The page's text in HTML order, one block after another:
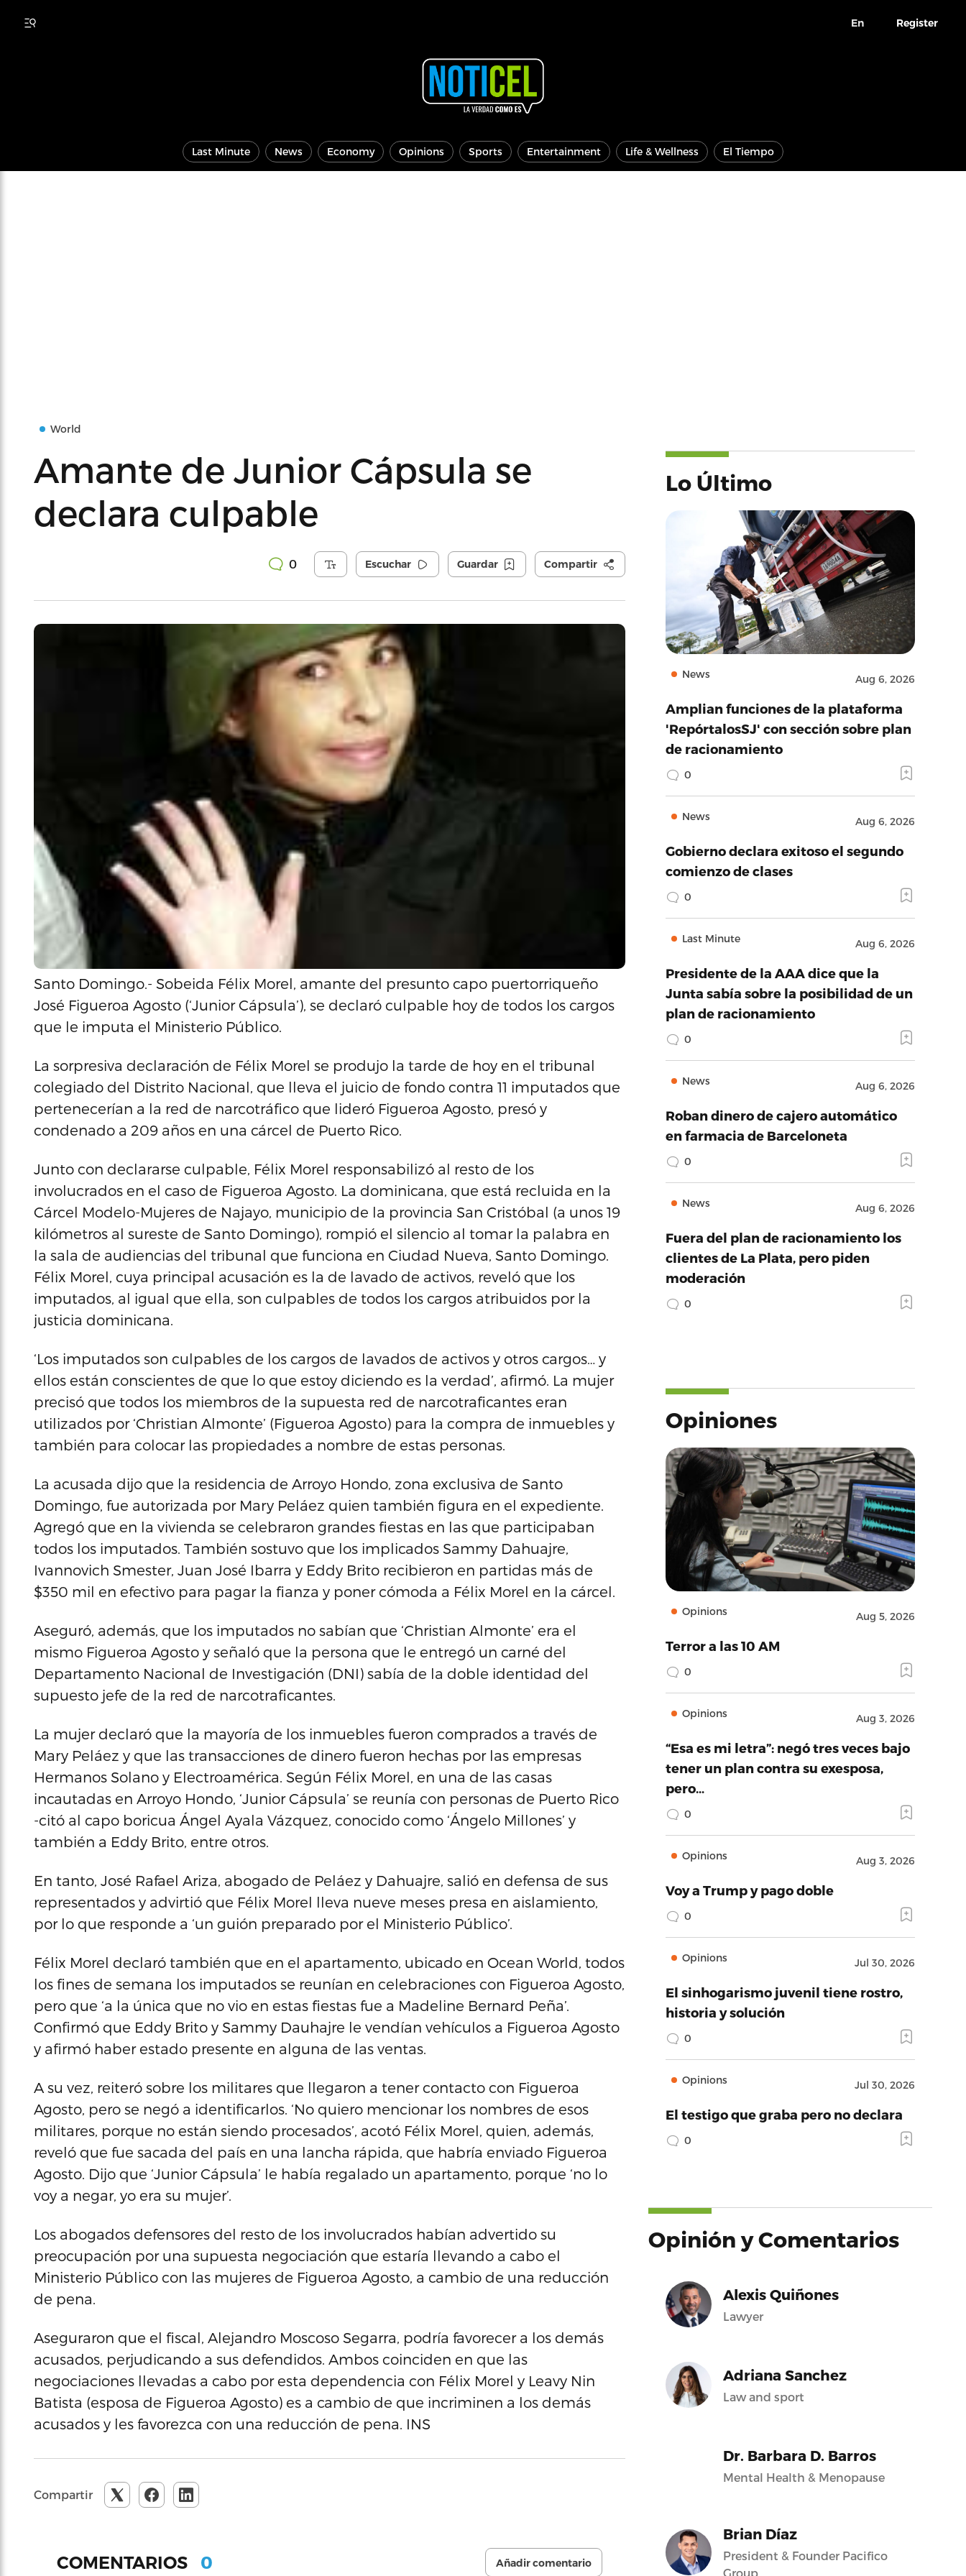
En Register
Last Minute News Economy Opinions Sports Entertainment Life & Wellness El Tiempo
World
Amante de Junior Cápsula se
declara culpable
0 Escuchar Guardar Compartir
Santo Domingo.- Sobeida Félix Morel, amante del presunto capo puertorriqueño
José Figueroa Agosto (‘Junior Cápsula’), se declaró culpable hoy de todos los cargos
que le imputa el Ministerio Público.
La sorpresiva declaración de Félix Morel se produjo la tarde de hoy en el tribunal
colegiado del Distrito Nacional, que lleva el juicio de fondo contra 11 imputados que
pertenecerían a la red de narcotráfico que lideró Figueroa Agosto, presó y
condenado a 209 años en una cárcel de Puerto Rico.
Junto con declararse culpable, Félix Morel responsabilizó al resto de los
involucrados en el caso de Figueroa Agosto. La dominicana, que está recluida en la
Cárcel Modelo-Mujeres de Najayo, municipio de la provincia San Cristóbal (a unos 19
kilómetros al sureste de Santo Domingo), rompió el silencio al tomar la palabra en
la sala de audiencias del tribunal que funciona en Ciudad Nueva, Santo Domingo.
Félix Morel, cuya principal acusación es la de lavado de activos, reveló que los
imputados, al igual que ella, son culpables de todos los cargos atribuidos por la
justicia dominicana.
‘Los imputados son culpables de los cargos de lavados de activos y otros cargos… y
ellos están conscientes de que lo que estoy diciendo es la verdad’, afirmó. La mujer
precisó que todos los miembros de la supuesta red de narcotraficantes eran
utilizados por ‘Christian Almonte’ (Figueroa Agosto) para la compra de inmuebles y
también para colocar las propiedades a nombre de estas personas.
La acusada dijo que la residencia de Arroyo Hondo, zona exclusiva de Santo
Domingo, fue autorizada por Mary Peláez quien también figura en el expediente.
Agregó que en la vivienda se celebraron grandes fiestas en las que participaban
todos los imputados. También sostuvo que los implicados Sammy Dahuajre,
Ivannovich Smester, Juan José Ibarra y Eddy Brito recibieron en partidas más de
$350 mil en efectivo para pagar la fianza y poner cómoda a Félix Morel en la cárcel.
Aseguró, además, que los imputados no sabían que ‘Christian Almonte’ era el
mismo Figueroa Agosto y señaló que la persona que le entregó un carné del
Departamento Nacional de Investigación (DNI) sabía de la doble identidad del
supuesto jefe de la red de narcotraficantes.
La mujer declaró que la mayoría de los inmuebles fueron comprados a través de
Mary Peláez y que las transacciones de dinero fueron hechas por las empresas
Hermanos Solano y Electroamérica. Según Félix Morel, en una de las casas
incautadas en Arroyo Hondo, ‘Junior Cápsula’ se reunía con personas de Puerto Rico
-citó al capo boricua Ángel Ayala Vázquez, conocido como ‘Ángelo Millones’ y
también a Eddy Brito, entre otros.
En tanto, José Rafael Ariza, abogado de Peláez y Dahuajre, salió en defensa de sus
representados y advirtió que Félix Morel lleva nueve meses presa en aislamiento,
por lo que responde a ‘un guión preparado por el Ministerio Público’.
Félix Morel declaró también que en el apartamento, ubicado en Ocean World, todos
los fines de semana los imputados se reunían en celebraciones con Figueroa Agosto,
pero que ‘a la única que no vio en estas fiestas fue a Madeline Bernard Peña’.
Confirmó que Eddy Brito y Sammy Dauhajre le vendían vehículos a Figueroa Agosto
y afirmó haber estado presente en alguna de las ventas.
A su vez, reiteró sobre los militares que llegaron a tener contacto con Figueroa
Agosto, pero se negó a identificarlos. ‘No quiero mencionar los nombres de esos
militares, porque no están siendo procesados’, acotó Félix Morel, quien, además,
reveló que fue sacada del país en una lancha rápida, que habría enviado Figueroa
Agosto. Dijo que ‘Junior Cápsula’ le había regalado un apartamento, porque ‘no lo
voy a negar, yo era su mujer’.
Los abogados defensores del resto de los involucrados habían advertido su
preocupación por una supuesta negociación que estaría llevando a cabo el
Ministerio Público con las mujeres de Figueroa Agosto, a cambio de una reducción
de pena.
Aseguraron que el fiscal, Alejandro Moscoso Segarra, podría favorecer a los demás
acusados, perjudicando a sus defendidos. Ambos coinciden en que las
negociaciones llevadas a cabo por esta dependencia con Félix Morel y Leavy Nin
Batista (esposa de Figueroa Agosto) es a cambio de que incriminen a los demás
acusados y les favorezca con una reducción de pena. INS
Compartir
COMENTARIOS 0 Añadir comentario
Lo Último
News Aug 6, 2026
Amplian funciones de la plataforma
'RepórtalosSJ' con sección sobre plan
de racionamiento
0
News Aug 6, 2026
Gobierno declara exitoso el segundo
comienzo de clases
0
Last Minute Aug 6, 2026
Presidente de la AAA dice que la
Junta sabía sobre la posibilidad de un
plan de racionamiento
0
News Aug 6, 2026
Roban dinero de cajero automático
en farmacia de Barceloneta
0
News Aug 6, 2026
Fuera del plan de racionamiento los
clientes de La Plata, pero piden
moderación
0
Opiniones
Opinions Aug 5, 2026
Terror a las 10 AM
0
Opinions Aug 3, 2026
“Esa es mi letra”: negó tres veces bajo
tener un plan contra su exesposa,
pero…
0
Opinions Aug 3, 2026
Voy a Trump y pago doble
0
Opinions Jul 30, 2026
El sinhogarismo juvenil tiene rostro,
historia y solución
0
Opinions Jul 30, 2026
El testigo que graba pero no declara
0
Opinión y Comentarios
Alexis Quiñones
Lawyer
Adriana Sanchez
Law and sport
Dr. Barbara D. Barros
Mental Health & Menopause
Brian Díaz
President & Founder Pacifico
Group